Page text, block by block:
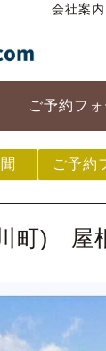
会社案内
ご予約フォ
ご予約
町) 屋